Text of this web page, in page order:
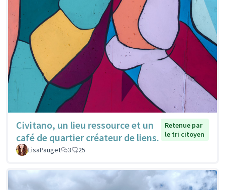
Civitano, un lieu ressource et un
café de quartier créateur de liens.
Retenue par
le tri citoyen
LisaPauget
3 25